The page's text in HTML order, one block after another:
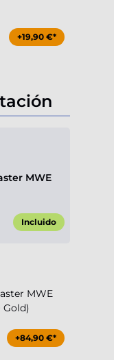
+19,90 €*
MWE
Incluido
MWE
Gold)
+84,90 €*